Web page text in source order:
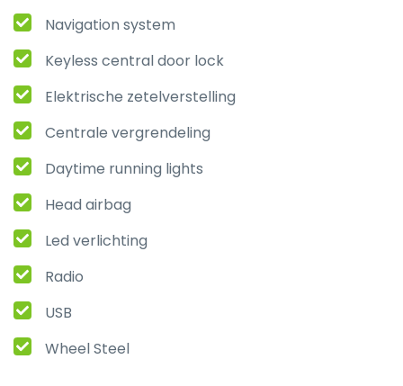
Navigation system
Keyless central door lock
Elektrische zetelverstelling
Centrale vergrendeling
Daytime running lights
Head airbag
Led verlichting
Radio
USB
Wheel Steel